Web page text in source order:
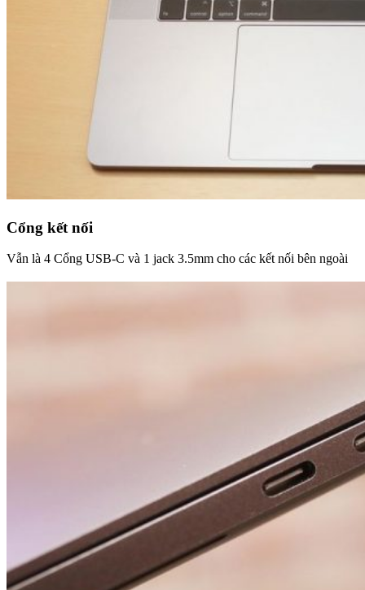
Cổng kết nối
Vẫn là 4 Cổng USB-C và 1 jack 3.5mm cho các kết nối bên ngoài